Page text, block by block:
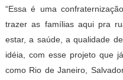
“Essa é uma
trazer as famílias aqui pra
estar, a saúde, a qualidade
idéia, com esse projeto que
como Rio de Janeiro,